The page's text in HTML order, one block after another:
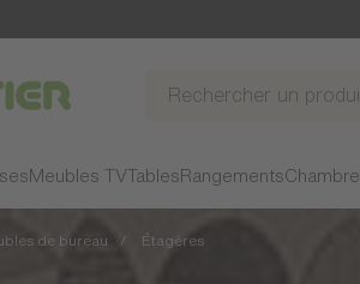
Meubles TVTables RangementsChambre
de bureau Étagères